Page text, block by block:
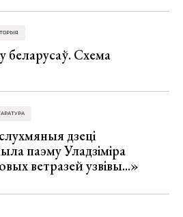
беларусаў. Схема
дзеці
паэму Уладзіміра
ветразей узвівы...»